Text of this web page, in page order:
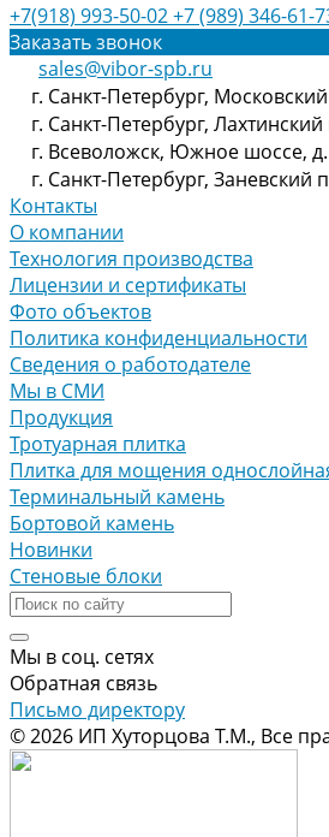
+7(918) 993-50-02+7 (989) 346-61-
Заказать звонок
sales@vibor-spb.ru
г. Санкт-Петербург,
г. Санкт-Петербург,
г. Всеволожск, Южное шоссе,
г. Санкт-Петербург, Заневский
Контакты
О компании
Технология производства
Лицензии и сертификаты
Фото объектов
Политика конфиденциальности
Сведения о работодателе
Мы в СМИ
Продукция
Тротуарная плитка
Плитка для мощения
Терминальный камень
Бортовой камень
Новинки
Стеновые блоки
Мы в соц. сетях
Обратная связь
Письмо директору
© 2026 ИП Хуторцова Т.М., Все